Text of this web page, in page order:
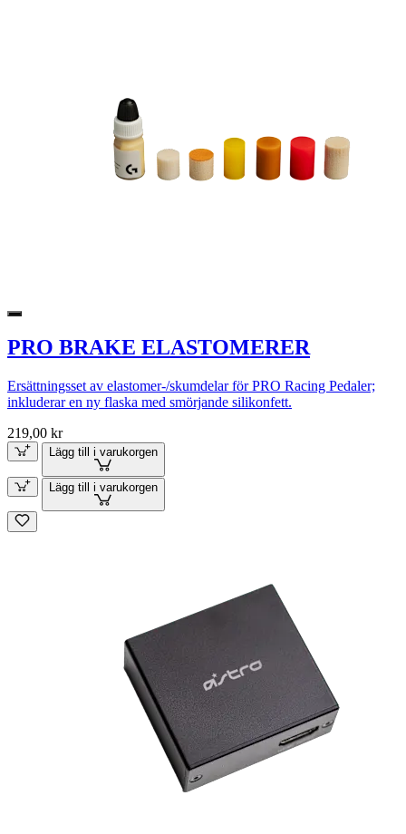
PRO BRAKE ELASTOMERER
Ersättningsset av elastomer-/skumdelar för PRO Racing Pedaler;
inkluderar en ny flaska med smörjande silikonfett.
219,00 kr
Lägg till i varukorgen
Lägg till i varukorgen